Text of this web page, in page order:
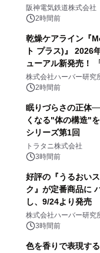
発売決定！
阪神電気鉄道株式会社
2時間前
乾燥ケアライン『
ト プラス)』 2026
ューアル新発売！
し、ライン使いで潤
株式会社ハーバー研究
2時間前
眠りづらさの正体
くなる"体の構造"
シリーズ第1回
トラタニ株式会社
3時間前
好評の『うるおい
ク』が定番商品に
し、9/24より発売
株式会社ハーバー研究
3時間前
色を香りで表現す